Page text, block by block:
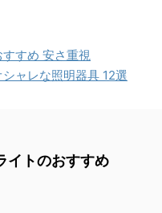
すめ 安さ重視
ャレな照明器具 12選
イトのおすすめ